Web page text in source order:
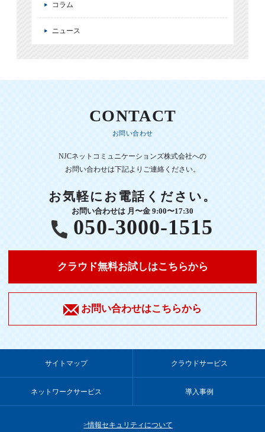
コラム
ニュース
CONTACT
お問い合わせ
NJCネットコミュニケーションズ株式会社への
お問い合わせは下記よりご連絡ください。
お気軽にお電話ください。
お問い合わせは 月〜金 9:00〜17:30
050-3000-1515
クラウド無料お試しはこちらから
お問い合わせはこちらから
サイトマップ クラウドサービス
ネットワークサービス 導入事例
情報セキュリティについて